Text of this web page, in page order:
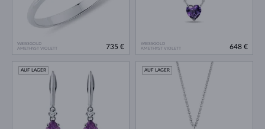
WEISSGOLD
AMETHYST VIOLETT
735 €
WEISSGOLD
AMETHYST VIOLETT
648 €
AUF LAGER AUF LAGER